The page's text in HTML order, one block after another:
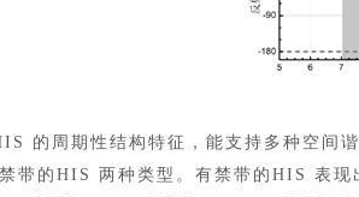
的周期性结构特征，能支持多种空间
带的HIS 两种类型。有禁带的HIS 表